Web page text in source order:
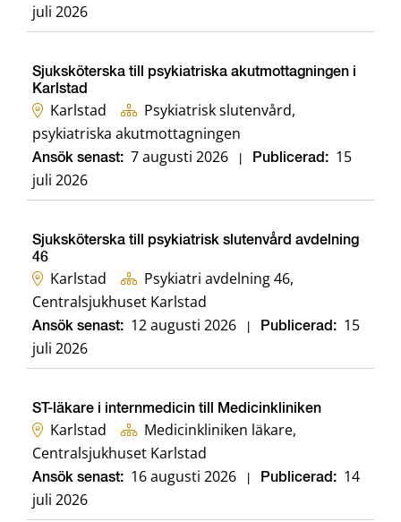
juli 2026
Sjuksköterska till psykiatriska akutmottagningen i
Karlstad
Karlstad
Psykiatrisk slutenvård,
psykiatriska akutmottagningen
Ansök senast: 7 augusti 2026 Publicerad: 15
juli 2026
Sjuksköterska till psykiatrisk slutenvård avdelning
46
Karlstad
Psykiatri avdelning 46,
Centralsjukhuset Karlstad
Ansök senast: 12 augusti 2026 Publicerad: 15
juli 2026
ST-läkare i internmedicin till Medicinkliniken
Karlstad
Medicinkliniken läkare,
Centralsjukhuset Karlstad
Ansök senast: 16 augusti 2026 Publicerad: 14
juli 2026